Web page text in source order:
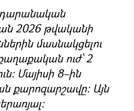
2026 թվականի
մասնակցելու
ուժ՝ 2
Մայիսի 8–ին
քարոզարշավը։ Այն